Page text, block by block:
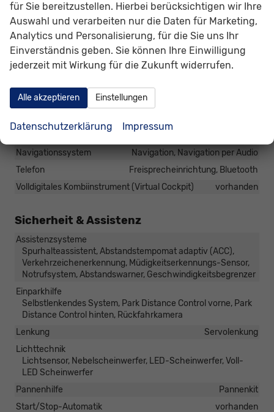
Sitzheizung, Isofix Beifahrersitz
Sitze: Lordosenstütze
Fahrer
Sitze: Verstellbarkeit
Höhenverstellbarer Fahrersitz
Audioanlage
Schnittstelle USB, Digitalradio DAB, Android Auto, Apple
Navigationssystem
Navigation, Navigation per Audio
Telefon
Freisprecheinrichtung, Bluetooth
Volldigitales Kombiinstrument (Virtual Cockpit)
vorhanden
Sicherheit & Assistenz
Assistenzsysteme
Spurhalteassistent, Abstandstempomat adaptiv (ACC),
Verkehrzeichenerkennung, Müdigkeitserkennungs-Sensor,
Notrufsystem, Abstandswarner, Geschwindigkeitsbegrenzer
Einparkhilfe
Selbstlenkendes System, Park Distance Control vorne, Park
Distance Control hinten, Rückfahrkamera
Lenkung
Servolenkung
Lichttechnik
Lichtsensor, Nebelscheinwerfer, LED-Scheinwerfer, Voll-
LED Scheinwerfer
Pannenhilfe
Pannenkit
Start/Stop-Automatik
vorhanden
für Sie bereitzustellen. Hierbei berücksichtigen wir Ihre
Auswahl und verarbeiten nur die Daten für Marketing,
Analytics und Personalisierung, für die Sie uns Ihr
Einverständnis geben. Sie können Ihre Einwilligung
jederzeit mit Wirkung für die Zukunft widerrufen.
Alle akzeptieren Einstellungen
Datenschutzerklärung Impressum